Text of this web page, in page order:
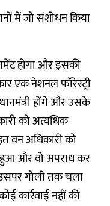
में जो संशोधन किया
होगा और इसकी
एक नेशनल फॉरेस्ट्री
होंगे और उसके
को अत्यधिक
वन अधिकारी को
और वो अपराध कर
गोली तक चला
कार्रवाई नहीं की